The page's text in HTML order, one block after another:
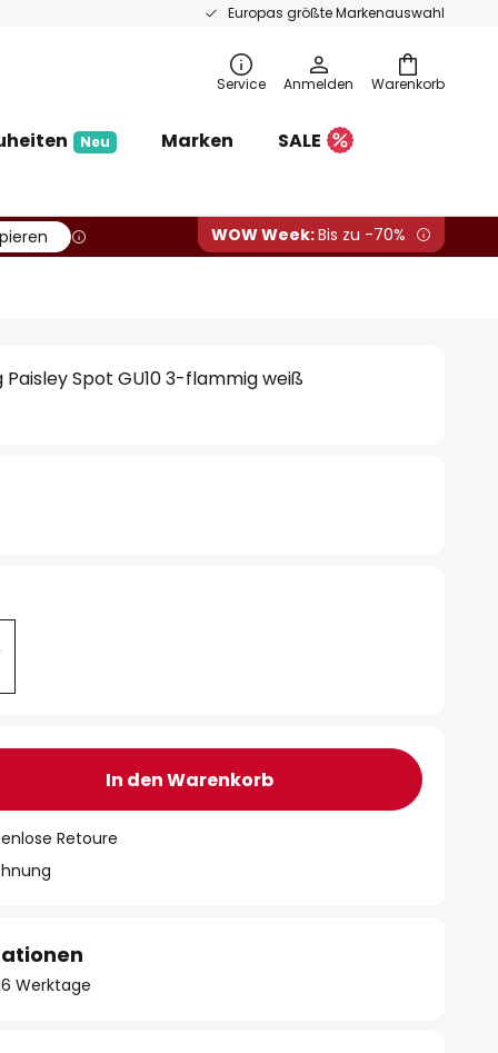
Europas größte Markenauswahl
Warenkorb
Service Anmelden
Neu Marken
SALE
WOW Week:Bis zu -70%
Paisley Spot GU10 3-flammig weiß
In den Warenkorb
Retoure
Werktage